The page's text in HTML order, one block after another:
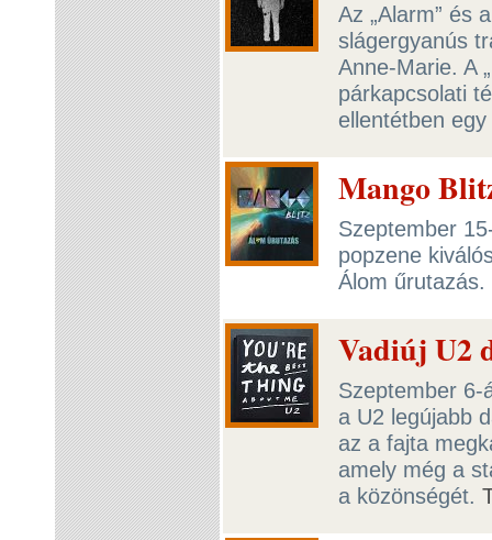
Az „Alarm” és
slágergyanús
Anne-Marie. A
párkapcsolati
ellentétben
Mango
Szeptember
popzene
Álom űrutazás.
Vadiúj U2
Szeptember 6-
a U2 legújabb
az a fajta
amely még a
a közönségét.